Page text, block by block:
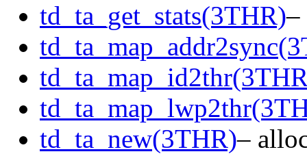
td_ta_get_stats(3THR)–
td_ta_new(3THR)–